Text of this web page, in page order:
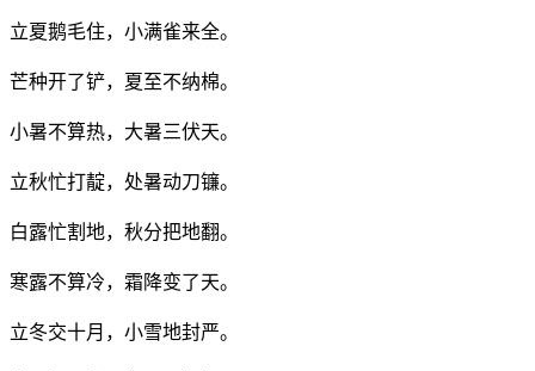
立夏鹅毛住，小满雀来全。
芒种开了铲，夏至不纳棉。
小暑不算热，大暑三伏天。
立秋忙打靛，处暑动刀镰。
白露忙割地，秋分把地翻。
寒露不算冷，霜降变了天。
立冬交十月，小雪地封严。